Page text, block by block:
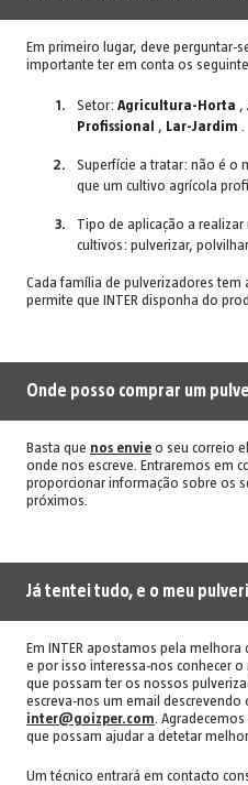
Em primeiro lugar, deve perguntar-
importante ter em conta os
Setor: Agricultura-Horta ,
Profissional
, Lar-Jardim .
Superfície a tratar: não é o
que um cultivo agrícola
Tipo de aplicação a
cultivos: pulverizar,
Cada família de pulverizadores tem
permite que INTER disponha do
Onde posso comprar um
Basta que nos envie o seu correio
onde nos escreve. Entraremos em
proporcionar informação sobre os
próximos.
Já tentei tudo, e o meu
Em INTER apostamos pela
e por isso interessa-nos conhecer
que possam ter os nossos
escreva-nos um email
inter@goizper.com.
que possam ajudar a detetar
Um técnico entrará em contacto